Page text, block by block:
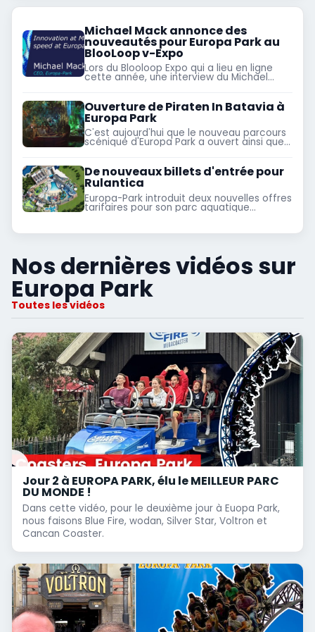
Michael Mack annonce des
nouveautés pour Europa Park au
BlooLoop v-Expo
Lors du Blooloop Expo qui a lieu en ligne
cette année, une interview du Michael
Ouverture de Piraten In Batavia à
Europa Park
C'est aujourd'hui que le nouveau parcours
scénique d'Europa Park a ouvert ainsi que
son nouveau restaurant
De nouveaux billets d'entrée pour
Rulantica
Europa-Park introduit deux nouvelles offres
tarifaires pour son parc aquatique
Rulantica du 03 février au 27 mars 2020
Nos dernières vidéos sur
Europa Park
Toutes les vidéos
Jour 2 à EUROPA PARK, élu le MEILLEUR PARC
DU MONDE !
Dans cette vidéo, pour le deuxième jour à Euopa Park,
nous faisons Blue Fire, wodan, Silver Star, Voltron et
Cancan Coaster.